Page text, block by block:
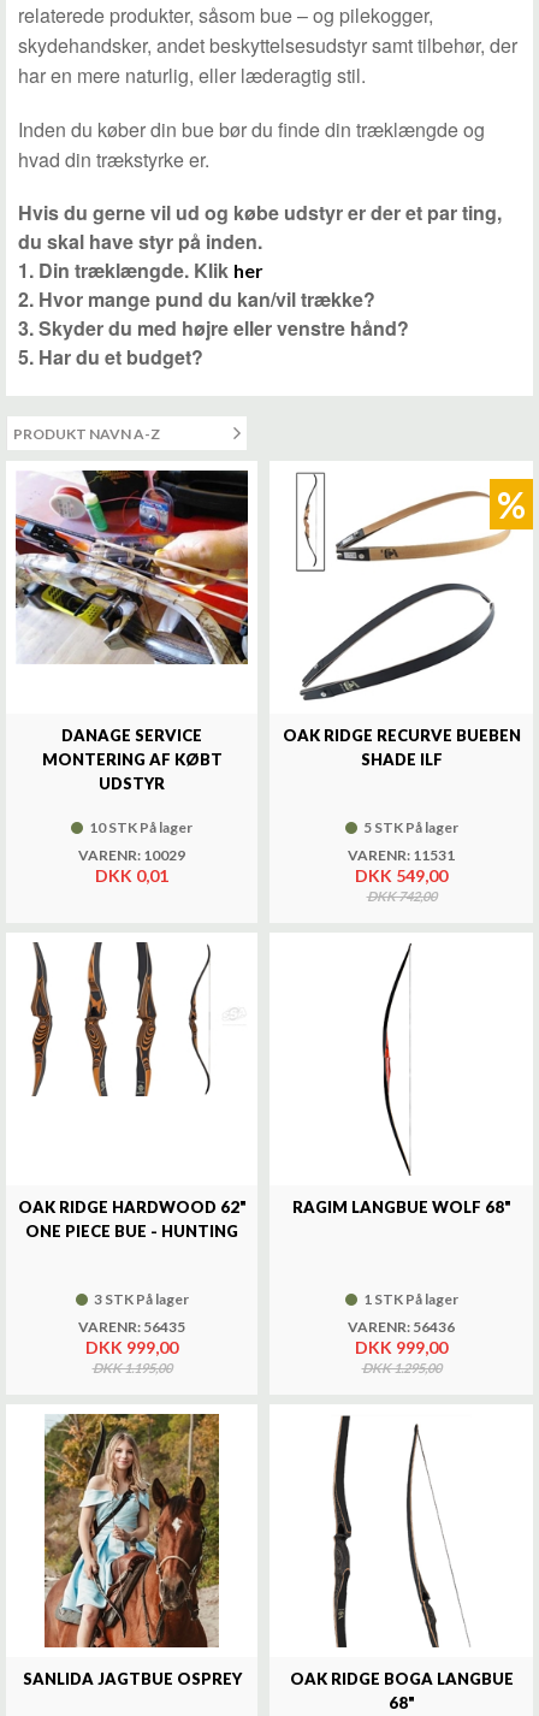
relaterede produkter, såsom bue – og pilekogger,
skydehandsker, andet beskyttelsesudstyr samt tilbehør, der
har en mere naturlig, eller læderagtig stil.
Inden du køber din bue bør du finde din træklængde og
hvad din trækstyrke er.
Hvis du gerne vil ud og købe udstyr er der et par ting,
du skal have styr på inden.
1. Din træklængde. Klik her
2. Hvor mange pund du kan/vil trække?
3. Skyder du med højre eller venstre hånd?
5. Har du et budget?
DANAGE SERVICE
MONTERING AF KØBT
UDSTYR
10 STK På lager
VARENR: 10029
DKK 0,01
OAK RIDGE RECURVE BUEBEN
SHADE ILF
5 STK På lager
VARENR: 11531
DKK 549,00
DKK 742,00
%
OAK RIDGE HARDWOOD 62"
ONE PIECE BUE - HUNTING
3 STK På lager
VARENR: 56435
DKK 999,00
DKK 1.195,00
RAGIM LANGBUE WOLF 68"
1 STK På lager
VARENR: 56436
DKK 999,00
DKK 1.295,00
SANLIDA JAGTBUE OSPREY
OAK RIDGE BOGA LANGBUE
68"